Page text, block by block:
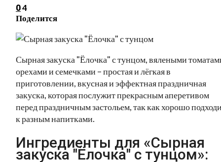
04
Поделится
Сырная закуска "Ёлочка" с тунцом, вялеными
орехами и семечками – простая и лёгкая в
приготовлении, вкусная и эффектная праздничная
закуска, которая послужит прекрасным аперетивом
перед праздничным застольем, так как хорошо
к разным напитками.
Ингредиенты для «Сырная
закуска "Ёлочка" с тунцом»: